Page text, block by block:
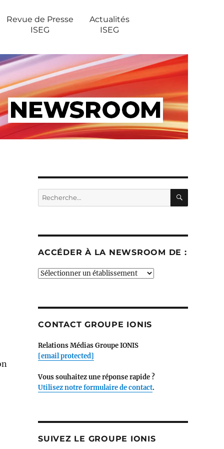
Revue de Presse
ISEG
Actualités
ISEG
Recherche
pour :
ACCÉDER À LA NEWSROOM DE :
Accéder
:CONTACT GROUPE IONIS
Relations Médias Groupe IONIS
[email protected]
Vous souhaitez une réponse rapide ?
Utilisez notre formulaire de contact.
SUIVEZ LE GROUPE IONIS